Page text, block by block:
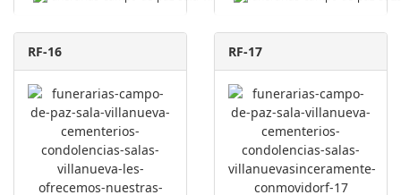
RF-16 RF-17